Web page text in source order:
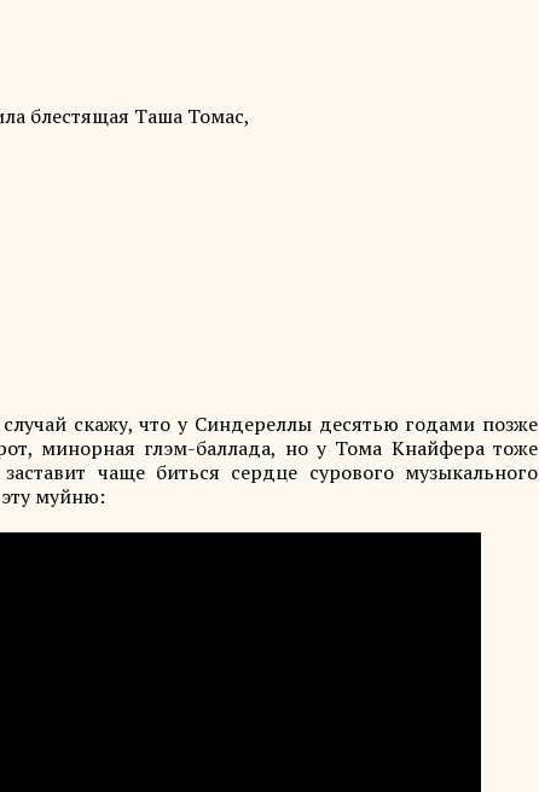
блестящая Таша Томас,
скажу, что у Синдереллы десятью годами позже
минорная глэм-баллада, но у Тома Кнайфера тоже
чаще биться сердце сурового музыкального
муйню: